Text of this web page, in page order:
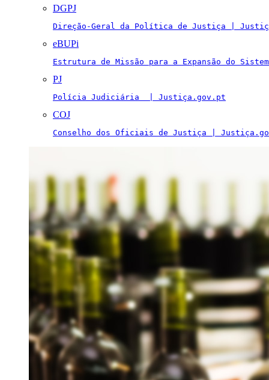
DGPJ
Direção-Geral da Política de Justiça |
eBUPi
Estrutura de Missão para a Expansão do
PJ
Polícia Judiciária  | Justiça.gov.pt
COJ
Conselho dos Oficiais de Justiça |